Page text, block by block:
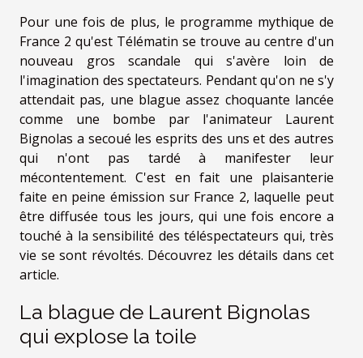
Pour une fois de plus, le programme mythique de
France 2 qu'est Télématin se trouve au centre d'un
nouveau gros scandale qui s'avère loin de
l'imagination des spectateurs. Pendant qu'on ne s'y
attendait pas, une blague assez choquante lancée
comme une bombe par l'animateur Laurent
Bignolas a secoué les esprits des uns et des autres
qui n'ont pas tardé à manifester leur
mécontentement. C'est en fait une plaisanterie
faite en peine émission sur France 2, laquelle peut
être diffusée tous les jours, qui une fois encore a
touché à la sensibilité des téléspectateurs qui, très
vie se sont révoltés. Découvrez les détails dans cet
article.
La blague de Laurent Bignolas
qui explose la toile